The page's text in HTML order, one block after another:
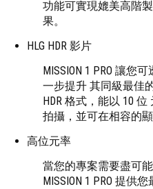
功能可實現媲美高階
果。
HLG HDR 影片
MISSION 1 PRO 讓您可
一步提升 其同級最佳
HDR 格式，能以 10
拍攝，並可在相容的
高位元率
當您的專案需要盡可
MISSION 1 PRO 提供